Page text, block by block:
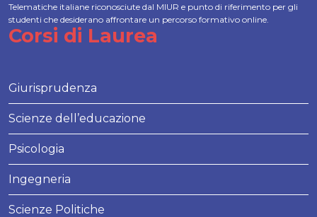
Telematiche italiane riconosciute dal MIUR e punto di riferimento per gli
studenti che desiderano affrontare un percorso formativo online.
Corsi di Laurea
Giurisprudenza
Scienze dell’educazione
Psicologia
Ingegneria
Scienze Politiche